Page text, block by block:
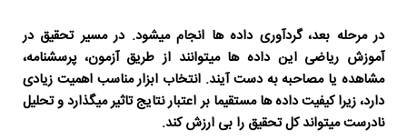
در مرحله بعد، گردآوری داده ها انجام میشود. درمسیر تحقیق در
آموزش ریاضی این داده ها میتوانند از طریق آزمون، پرسشنامه،
مشاهده یا مصاحبه به دست آیند. انتخاب ابزار مناسب اهمیت زیادی
دارد، زیرا کیفیت داده ها مستقیما بر اعتبار نتایج تاثیر میگذارد و تحلیل
نادرست میتواند کل تحقیق را بی ارزش کند.